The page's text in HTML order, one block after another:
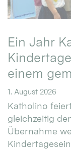
Ein Jahr
einem
1. August 2026
Katholino
gleichzeitig
Übernahme